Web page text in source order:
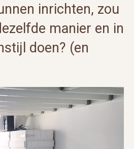
inrichten, zou
manier en in
doen? (en